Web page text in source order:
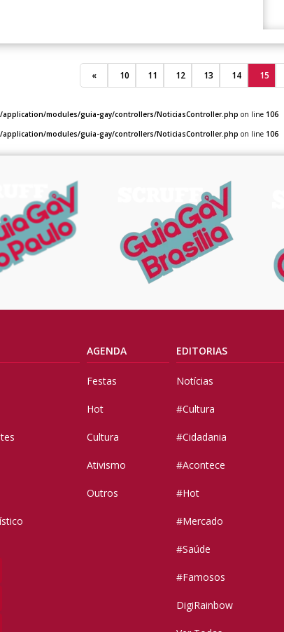
« 10 11 12 13 14 15
application/modules/guia-gay/controllers/NoticiasController.php on line 106
application/modules/guia-gay/controllers/NoticiasController.php on line 106
AGENDA
Festas
Hot
Cultura
Ativismo
Outros
EDITORIAS
Notícias
#Cultura
#Cidadania
#Acontece
#Hot
#Mercado
#Saúde
#Famosos
DigiRainbow